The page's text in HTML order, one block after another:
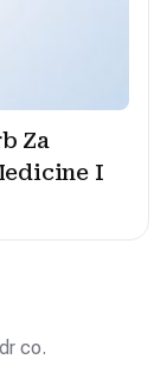
Za
I
co.